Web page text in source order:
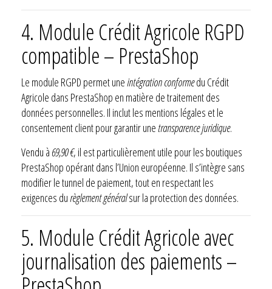
4. Module Crédit Agricole RGPD
compatible – PrestaShop
Le module RGPD permet uneintégration conformedu Crédit
Agricole dans PrestaShop en matière de traitement des
données personnelles. Il inclut les mentions légales et le
consentement client pour garantir unetransparence juridique.
Vendu à 69,90 €, il est particulièrement utile pour les boutiques
PrestaShop opérant dans l’Union européenne. Il s’intègre sans
modifier le tunnel de paiement, tout en respectant les
exigences du règlement généralsur la protection des données.
5. Module Crédit Agricole avec
journalisation des paiements –